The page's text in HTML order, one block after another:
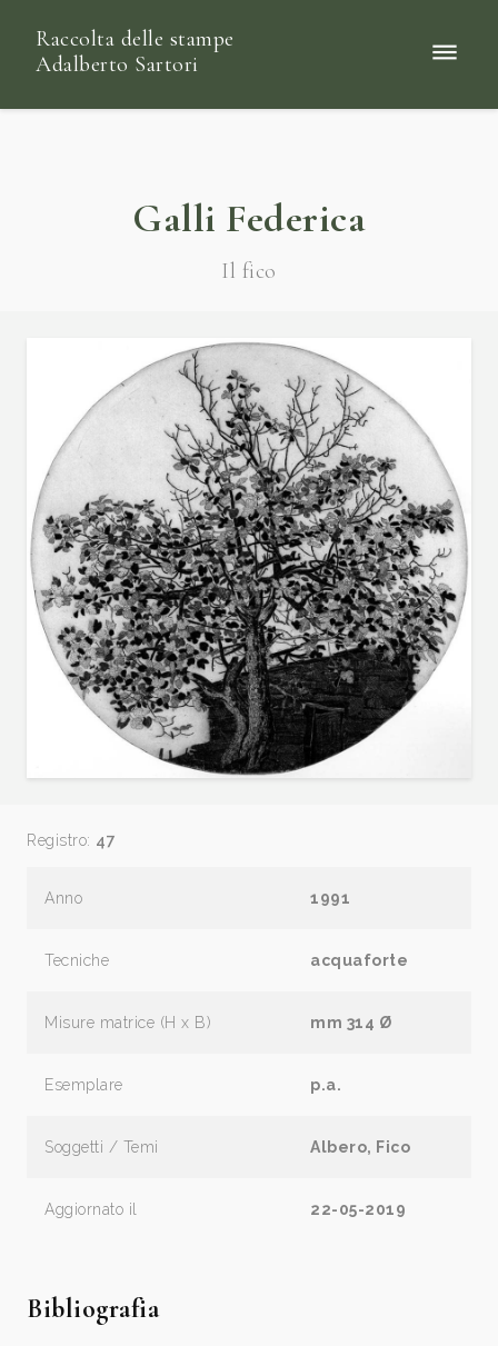
Raccolta delle stampe
Adalberto Sartori
Galli Federica
Il fico
Registro: 47
Anno 1991
Tecniche acquaforte
Misure matrice (H x B) mm 314 Ø
Esemplare p.a.
Soggetti / Temi Albero, Fico
Aggiornato il 22-05-2019
Bibliografia